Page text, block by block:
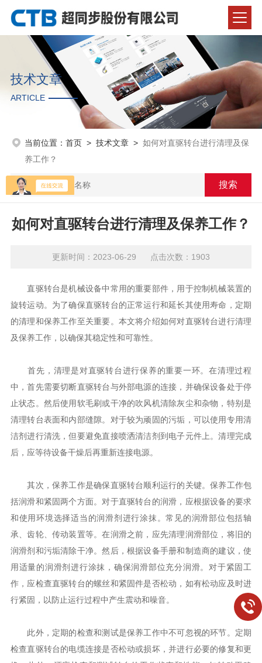
技术文章
ARTICLE
当前位置： 首页> 技术文章> 如何对直驱转台进行清理及保
养工作？
如何对直驱转台进行清理及保养工作？
更新时间：2023-06-29 点击次数：1903
直驱转台是机械设备中常用的重要部件，用于控制机械装置的
旋转运动。为了确保直驱转台的正常运行和延长其使用寿命，定期
的清理和保养工作至关重要。本文将介绍如何对直驱转台进行清理
及保养工作，以确保其稳定性和可靠性。
首先，清理是对直驱转台进行保养的重要一环。在清理过程
中，首先需要切断直驱转台与外部电源的连接，并确保设备处于停
止状态。然后使用软毛刷或干净的吹风机清除灰尘和杂物，特别是
清理转台表面和内部缝隙。对于较为顽固的污垢，可以使用专用清
洁剂进行清洗，但要避免直接喷洒清洁剂到电子元件上。清理完成
后，应等待设备干燥后再重新连接电源。
其次，保养工作是确保直驱转台顺利运行的关键。保养工作包
括润滑和紧固两个方面。对于直驱转台的润滑，应根据设备的要求
和使用环境选择适当的润滑剂进行涂抹。常见的润滑部位包括轴
承、齿轮、传动装置等。在润滑之前，应先清理润滑部位，将旧的
润滑剂和污垢清除干净。然后，根据设备手册和制造商的建议，使
用适量的润滑剂进行涂抹，确保润滑部位充分润滑。对于紧固工
作，应检查直驱转台的螺丝和紧固件是否松动，如有松动应及时进
行紧固，以防止运行过程中产生震动和噪音。
此外，定期的检查和测试是保养工作中不可忽视的环节。定期
检查直驱转台的电缆连接是否松动或损坏，并进行必要的修复和更